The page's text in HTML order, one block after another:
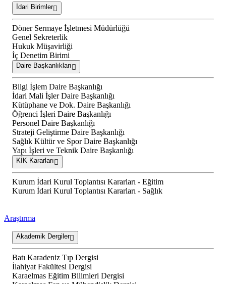
İdari Birimler
Döner Sermaye İşletmesi Müdürlüğü
Genel Sekreterlik
Hukuk Müşavirliği
İç Denetim Birimi
Daire Başkanlıkları
Bilgi İşlem Daire Başkanlığı
İdari Mali İşler Daire Başkanlığı
Kütüphane ve Dok. Daire Başkanlığı
Öğrenci İşleri Daire Başkanlığı
Personel Daire Başkanlığı
Strateji Geliştirme Daire Başkanlığı
Sağlık Kültür ve Spor Daire Başkanlığı
Yapı İşleri ve Teknik Daire Başkanlığı
KİK Kararları
Kurum İdari Kurul Toplantısı Kararları - Eğitim
Kurum İdari Kurul Toplantısı Kararları - Sağlık
Araştırma
Akademik Dergiler
Batı Karadeniz Tıp Dergisi
İlahiyat Fakültesi Dergisi
Karaelmas Eğitim Bilimleri Dergisi